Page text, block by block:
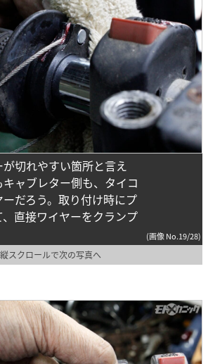
切れやすい箇所と言え
ャブレター側も、タイコ
だろう。取り付け時にプ
直接ワイヤーをクランプ
(画像 No.19/28)
縦スクロールで次の写真へ